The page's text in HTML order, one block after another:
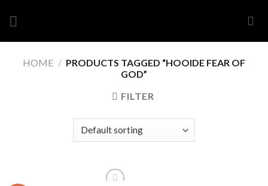
HOME / PRODUCTS TAGGED “HOOIDE FEAR OF
GOD”
FILTER